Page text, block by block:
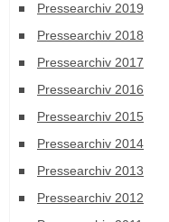
Pressearchiv 2019
Pressearchiv 2018
Pressearchiv 2017
Pressearchiv 2016
Pressearchiv 2015
Pressearchiv 2014
Pressearchiv 2013
Pressearchiv 2012